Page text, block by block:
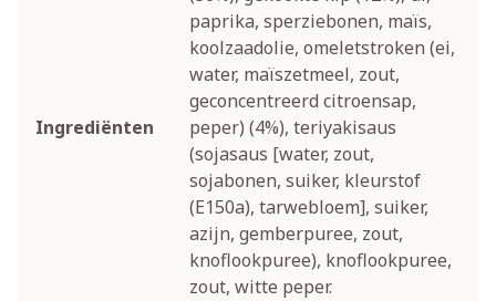
Ingrediënten
paprika, sperziebonen, maïs,
koolzaadolie, omeletstroken (ei,
water, maïszetmeel, zout,
geconcentreerd citroensap,
peper) (4%), teriyakisaus
(sojasaus [water, zout,
sojabonen, suiker, kleurstof
(E150a), tarwebloem], suiker,
azijn, gemberpuree, zout,
knoflookpuree), knoflookpuree,
zout, witte peper.